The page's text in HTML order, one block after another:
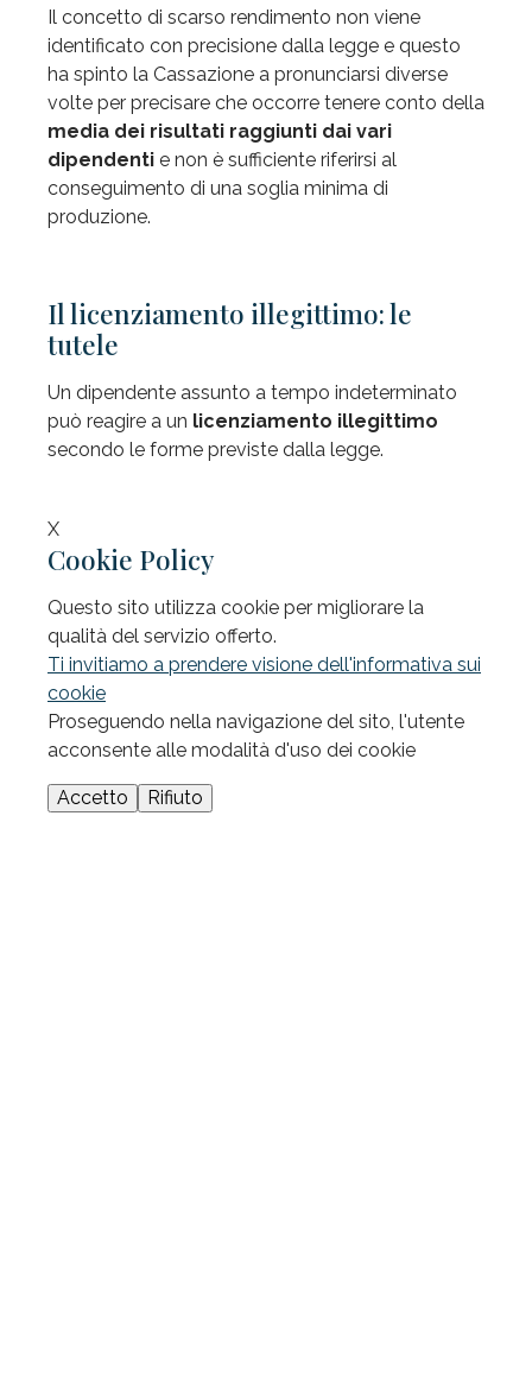
Il concetto di scarso rendimento non viene
identificato con precisione dalla legge e questo
ha spinto la Cassazione a pronunciarsi diverse
volte per precisare che occorre tenere conto della
media dei risultati raggiunti dai vari
dipendenti e non è sufficiente riferirsi al
conseguimento di una soglia minima di
produzione.
Il licenziamento illegittimo: le
tutele
Un dipendente assunto a tempo indeterminato
può reagire a un licenziamento illegittimo
secondo le forme previste dalla legge.
regimi di tutela diversificati per lavoratori assunti
prima del 7 marzo 2015 (data prevista dal
Decreto legislativo 23/2015), per i quali restano
valide le modalità previste dall’art. 18 della legge
300/1970 e dall’art. 8 della legge 604/1966 (e
loro successive modificazioni), e per chi invece è
stato assunto dopo.
Se il licenziamento riguarda un’azienda che abbia
comporterà lariassunzione del dipendente
X
Cookie Policy
Questo sito utilizza cookie per migliorare la
qualità del servizio offerto.
Ti invitiamo a prendere visione dell'informativa sui
cookie
Proseguendo nella navigazione del sito, l'utente
acconsente alle modalità d'uso dei cookie
Accetto Rifiuto